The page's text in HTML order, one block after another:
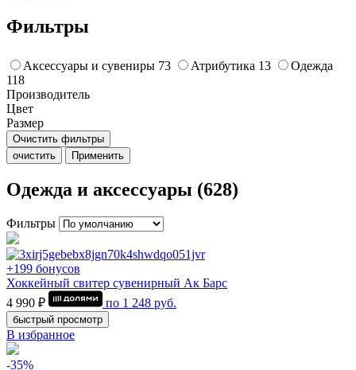
Фильтры
Аксессуары и сувениры 73 Атрибутика 13
Одежда
118
Производитель
Цвет
Размер
Очистить фильтры
очистить
Применить
Одежда и аксессуары (628)
Фильтры
+199 бонусов
Хоккейный свитер сувенирный Ак Барс
4 990 ₽
по 1 248 руб.
быстрый просмотр
В избранное
-35%